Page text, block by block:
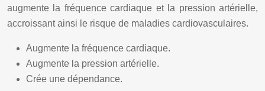
augmente la fréquence cardiaque et la pression artérielle,
accroissant ainsi le risque de maladies cardiovasculaires.
Augmente la fréquence cardiaque.
Augmente la pression artérielle.
Crée une dépendance.